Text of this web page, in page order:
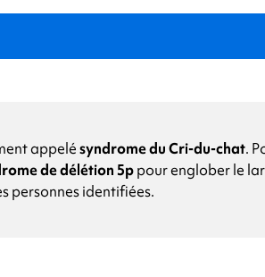
5p?
appelésyndrome du Cri-du-chat.
de délétion 5ppour englober le
personnes identifiées.